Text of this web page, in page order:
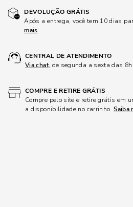
DEVOLUÇÃO GRÁTIS
Após a entrega, você tem 10 dias
mais
CENTRAL DE ATENDIMENTO
Via chat, de segunda a sexta das
COMPRE E RETIRE GRÁTIS
Compre pelo site e retire grátis em
a disponibilidade no carrinho.Saiba